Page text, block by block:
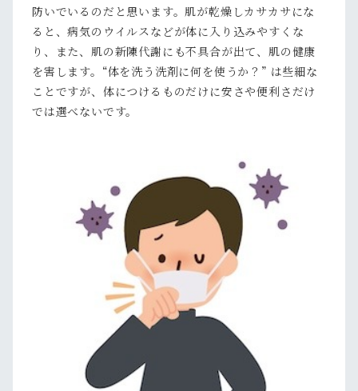
防いでいるのだと思います。肌が乾燥しカサカサにな
ると、病気のウイルスなどが体に入り込みやすくな
り、また、肌の新陳代謝にも不具合が出て、肌の健康
を害します。“体を洗う洗剤に何を使うか？” は些細な
ことですが、体につけるものだけに安さや便利さだけ
では選べないです。